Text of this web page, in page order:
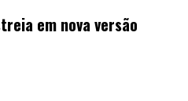
em nova versão